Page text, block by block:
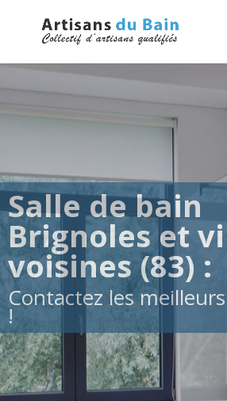
Salle de bain
Brignoles et
voisines (83) :
Contactez les
!